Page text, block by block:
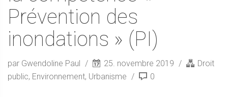
Prévention des
inondations » (PI)
par Gwendoline Paul 25. novembre 2019
Droit
public, Environnement, Urbanisme 0